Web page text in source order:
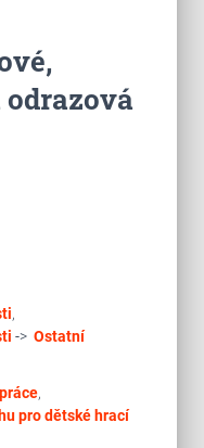
odrazová
,
-> Ostatní
,
pro dětské hrací